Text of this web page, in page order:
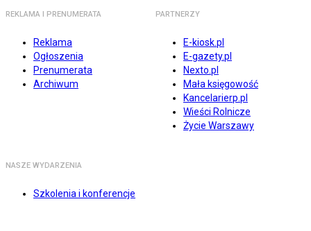
REKLAMA I PRENUMERATA
Reklama
Ogłoszenia
Prenumerata
Archiwum
PARTNERZY
E-kiosk.pl
E-gazety.pl
Nexto.pl
Mała księgowość
Kancelarierp.pl
Wieści Rolnicze
Życie Warszawy
NASZE WYDARZENIA
Szkolenia i konferencje